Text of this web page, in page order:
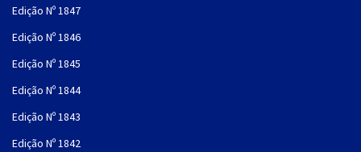
Edição Nº 1847
Edição Nº 1846
Edição Nº 1845
Edição Nº 1844
Edição Nº 1843
Edição Nº 1842